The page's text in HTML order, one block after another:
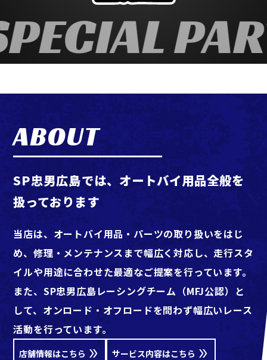
ABOUT
SP忠男広島では、オートバイ用品全般を
扱っております
当店は、オートバイ用品・パーツの取り扱いをはじ
め、修理・メンテナンスまで幅広く対応し、走行スタ
イルや用途に合わせた最適なご提案を行っています。
また、SP忠男広島レーシングチーム（MFJ公認）と
して、オンロード・オフロードを問わず幅広いレース
活動を行っています。
店舗情報はこちら サービス内容はこちら